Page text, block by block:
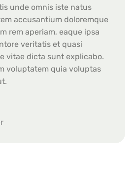
unde omnis iste natus
accusantium doloremque
rem aperiam, eaque ipsa
veritatis et quasi
vitae dicta sunt explicabo.
voluptatem quia voluptas